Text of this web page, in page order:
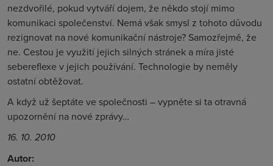
nezdvořilé, pokud vytváří dojem, že někdo stojí mimo
komunikaci společenství. Nemá však smysl z tohoto důvodu
rezignovat na nové komunikační nástroje? Samozřejmě, že
ne. Cestou je využití jejich silných stránek a míra jisté
sebereflexe v jejich používání. Technologie by neměly
ostatní obtěžovat.
A když už šeptáte ve společnosti – vypněte si ta otravná
upozornění na nové zprávy…
16. 10. 2010
Autor: